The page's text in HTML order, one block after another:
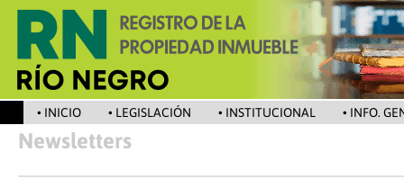
• INICIO • LEGISLACIÓN • INSTITUCIONAL • INFO.
Newsletters